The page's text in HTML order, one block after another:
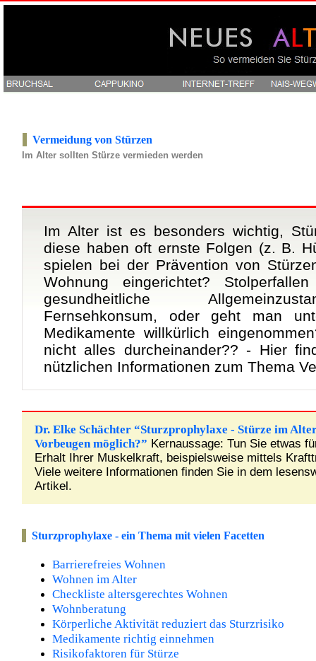
Vermeidung von Stürzen
Im Alter sollten Stürze vermieden werden
Im Alter ist es besonders wichtig,
diese haben oft ernste Folgen (z. B.
spielen bei der Prävention von
Wohnung eingerichtet?
gesundheitliche
Fernsehkonsum, oder geht man
Medikamente willkürlich
nicht alles durcheinander?? - Hier
nützlichen Informationen zum Thema
Dr. Elke Schächter “Sturzprophylaxe - Stürze im
Vorbeugen möglich?” Kernaussage: Tun Sie etwas
Erhalt Ihrer Muskelkraft, beispielsweise mittels
Viele weitere Informationen finden Sie in dem
Artikel.
Sturzprophylaxe - ein Thema mit vielen Facetten
Barrierefreies Wohnen
Wohnen im Alter
Checkliste altersgerechtes Wohnen
Wohnberatung
Körperliche Aktivität reduziert das Sturzrisiko
Medikamente richtig einnehmen
Risikofaktoren für Stürze